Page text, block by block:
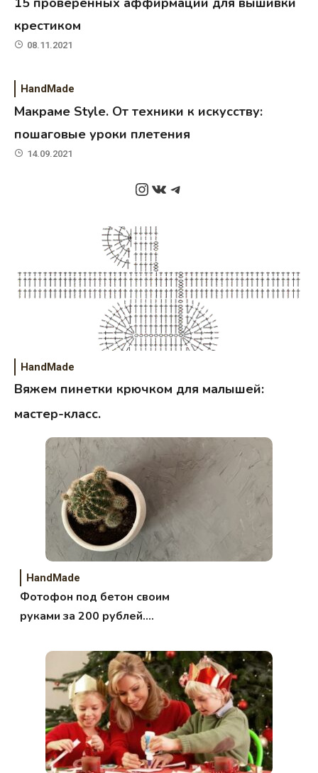
крестиком
08.11.2021
HandMade
Макраме Style. От техники к искусству:
пошаговые уроки плетения
14.09.2021
Instagram
ВКонтакте
Telegram
HandMade
Вяжем пинетки крючком для малышей:
мастер-класс.
HandMade
Фотофон под бетон своим
руками за 200 рублей.